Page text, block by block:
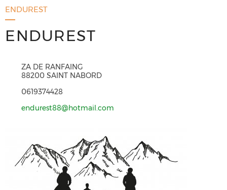
ENDUREST
ENDUREST
ZA DE RANFAING
88200 SAINT NABORD
0619374428
endurest88@hotmail.com